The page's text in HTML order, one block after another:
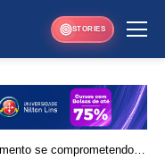
STORIES
se comprometendo